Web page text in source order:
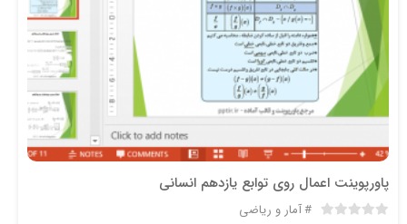
پاورپوینت اعمال روی توابع یازدهم انسانی
آمار و ریاضی